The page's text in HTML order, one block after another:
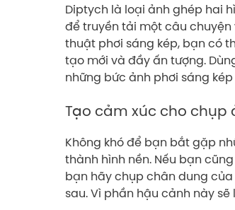
Diptych là loại ảnh ghép hai
để truyền tải một câu
thuật phơi sáng kép, bạn có
tạo mới và đầy ấn tượng.
những bức ảnh phơi sáng
Tạo cảm xúc cho chụp
Không khó để bạn bắt gặp
thành hình nền. Nếu bạn
bạn hãy chụp chân dung
sau. Vì phần hậu cảnh này